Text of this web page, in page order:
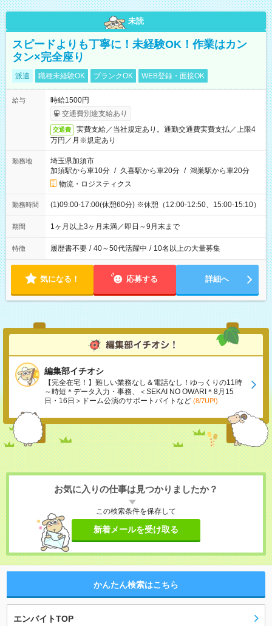
未読
スピードよりも丁寧に！未経験OK！作業はカン
タン×完全座り
派遣 職種未経験OK ブランクOK WEB登録・面接OK
給与
時給1500円
交通費別途支給あり
交通費
実費支給／当社規定あり。通勤交通費実費支払／上限4
万円／月※規定あり
勤務地
埼玉県加須市
加須駅から車10分 / 久喜駅から車20分 / 鴻巣駅から車20分
物流・ロジスティクス
勤務時間 (1)09:00-17:00(休憩60分) ※休憩（12:00-12:50、15:00-15:10）
期間 1ヶ月以上3ヶ月未満／即日～9月末まで
特徴 履歴書不要 / 40～50代活躍中 / 10名以上の大量募集
気になる！ 応募する 詳細へ
編集部イチオシ
【完全在宅！】難しい業務なし＆電話なし！ゆっくりの11時
～時短＊データ入力・事務、＜SEKAI NO OWARI＊8月15
日・16日＞ドーム公演のサポートバイトなど (8/7UP!)
お気に入りの仕事は見つかりましたか？
この検索条件を保存して
新着メールを受け取る
かんたん検索はこちら
エンバイトTOP